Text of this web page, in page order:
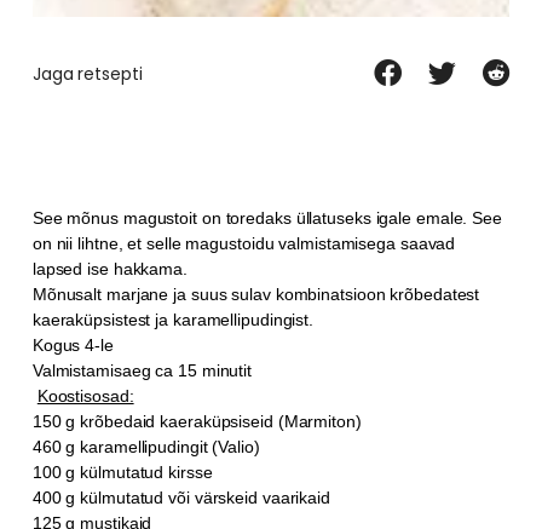
Jaga retsepti
See mõnus magustoit on toredaks üllatuseks igale emale. See
on nii lihtne, et selle magustoidu valmistamisega saavad
lapsed ise hakkama.
Mõnusalt marjane ja suus sulav kombinatsioon krõbedatest
kaeraküpsistest ja karamellipudingist.
Kogus 4-le
Valmistamisaeg ca 15 minutit
Koostisosad:
150 g krõbedaid kaeraküpsiseid (Marmiton)
460 g karamellipudingit (Valio)
100 g külmutatud kirsse
400 g külmutatud või värskeid vaarikaid
125 g mustikaid